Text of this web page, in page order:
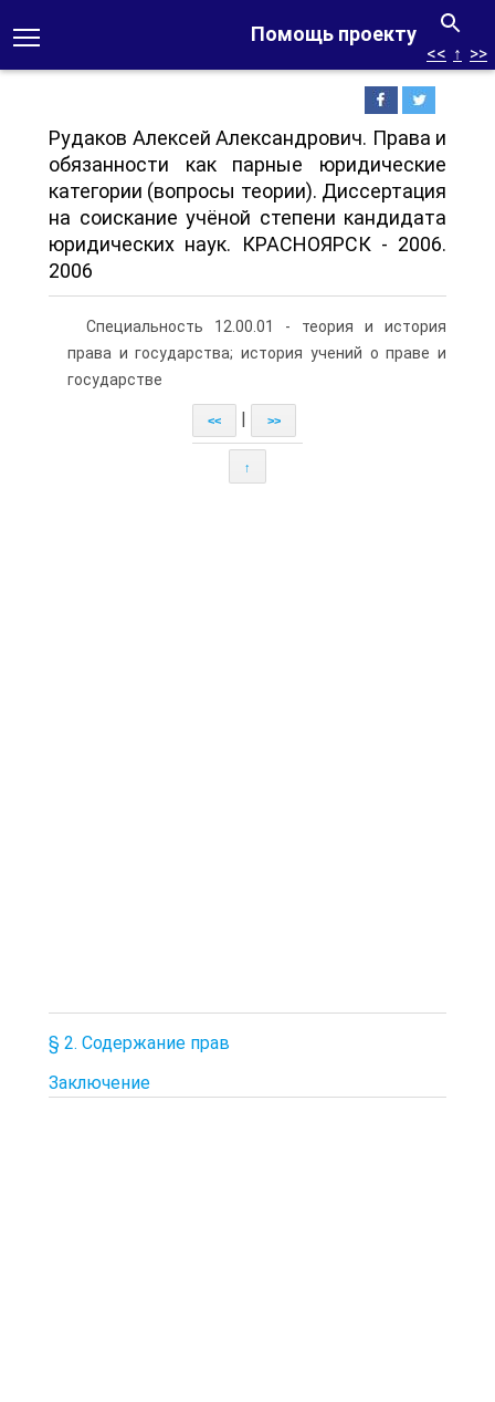
Помощь проекту
<< ↑ >>
Рудаков Алексей Александрович. Права и
обязанности как парные юридические
категории (вопросы теории). Диссертация
на соискание учёной степени кандидата
юридических наук. КРАСНОЯРСК - 2006.
2006
Специальность 12.00.01 - теория и история
права и государства; история учений о праве и
государстве
<< >>
↑
§ 2. Содержание прав
Заключение